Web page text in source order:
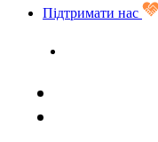
Підтримати нас